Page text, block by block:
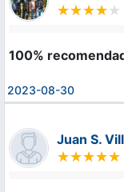
100%
2023-08-30
Juan S.